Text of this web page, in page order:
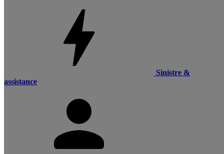
Sinistre &
assistance